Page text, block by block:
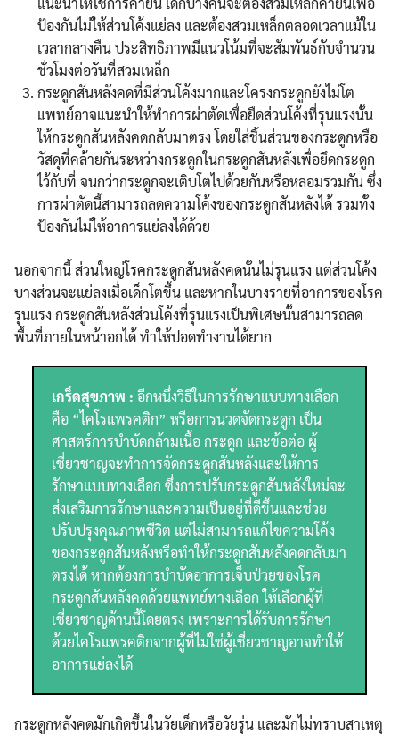
Search
ป้องกันไม่ให้ส่วนโค้งแย่ลง และต้องสวมเหล็กตลอดเวลาแม้ใน
เวลากลางคืน ประสิทธิภาพมีแนวโน้มที่จะสัมพันธ์กับจำนวน
ชั่วโมงต่อวันที่สวมเหล็ก
กระดูกสันหลังคดที่มีส่วนโค้งมากและโครงกระดูกยังไม่โต
แพทย์อาจแนะนำให้ทำการผ่าตัดเพื่อยืดส่วนโค้งที่รุนแรงนั้น
ให้กระดูกสันหลังคดกลับมาตรง โดยใส่ชิ้นส่วนของกระดูกหรือ
วัสดุที่คล้ายกันระหว่างกระดูกในกระดูกสันหลังเพื่อยึดกระดูก
ไว้กับที่ จนกว่ากระดูกจะเติบโตไปด้วยกันหรือหลอมรวมกัน ซึ่ง
การผ่าตัดนี้สามารถลดความโค้งของกระดูกสันหลังได้ รวมทั้ง
ป้องกันไม่ให้อาการแย่ลงได้ด้วย
นอกจากนี้ ส่วนใหญ่โรคกระดูกสันหลังคดนั้นไม่รุนแรง แต่ส่วนโค้ง
บางส่วนจะแย่ลงเมื่อเด็กโตขึ้น และหากในบางรายที่อาการของโรค
รุนแรง กระดูกสันหลังส่วนโค้งที่รุนแรงเป็นพิเศษนั้นสามารถลด
พื้นที่ภายในหน้าอกได้ ทำให้ปอดทำงานได้ยาก
เกร็ดสุขภาพ : อีกหนึ่งวิธีในการรักษาแบบทางเลือก
คือ “ไคโรแพรคติก” หรือการนวดจัดกระดูก เป็น
ศาสตร์การบำบัดกล้ามเนื้อ กระดูก และข้อต่อ ผู้
เชี่ยวชาญจะทำการจัดกระดูกสันหลังและให้การ
รักษาแบบทางเลือก ซึ่งการปรับกระดูกสันหลังใหม่จะ
ส่งเสริมการรักษาและความเป็นอยู่ที่ดีขึ้นและช่วย
ปรับปรุงคุณภาพชีวิต แต่ไม่สามารถแก้ไขความโค้ง
ของกระดูกสันหลังหรือทำให้กระดูกสันหลังคดกลับมา
ตรงได้ หากต้องการบำบัดอาการเจ็บป่วยของโรค
กระดูกสันหลังคดด้วยแพทย์ทางเลือก ให้เลือกผู้ที่
เชี่ยวชาญด้านนี้โดยตรง เพราะการได้รับการรักษา
ด้วยไคโรแพรคติกจากผู้ที่ไม่ใช่ผู้เชี่ยวชาญอาจทำให้
อาการแย่ลงได้
กระดูกหลังคดมักเกิดขึ้นในวัยเด็กหรือวัยรุ่น และมักไม่ทราบสาเหตุ